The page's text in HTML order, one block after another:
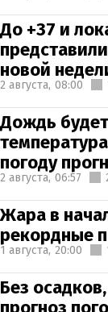
До +37 и
новой
2 августа, 08:00
Дождь
погоду
2 августа, 06:57
Жара в
рекордные
1 августа, 20:00
Без
прогноз